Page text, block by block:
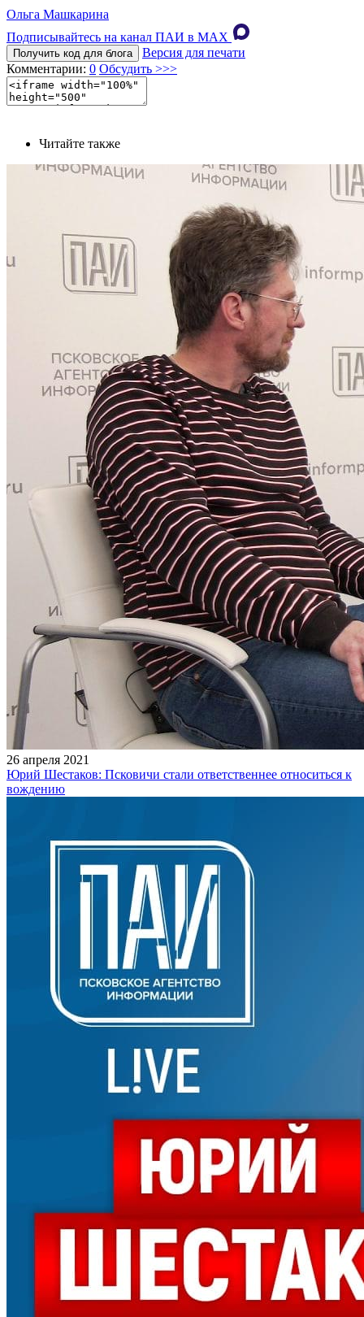
Ольга Машкарина
Подписывайтесь на канал ПАИ в MAХ
Получить код для блога
Версия для печати
Комментарии: 0 Обсудить >>>
Читайте также
26 апреля 2021
Юрий Шестаков: Псковичи стали ответственнее относиться к
вождению